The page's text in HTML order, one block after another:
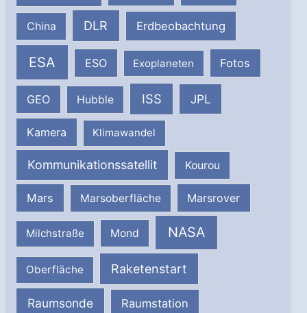
China DLR Erdbeobachtung
ESA ESO Exoplaneten Fotos
GEO Hubble ISS JPL
Kamera Klimawandel
Kommunikationssatellit Kourou
Mars Marsoberfläche Marsrover
Milchstraße Mond NASA
Oberfläche Raketenstart
Raumsonde Raumstation